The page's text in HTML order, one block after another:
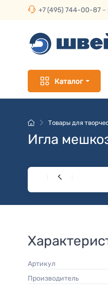
+7 (495) 744-00-87 –
Каталог
Товары для
Игла
Артикул
Производитель